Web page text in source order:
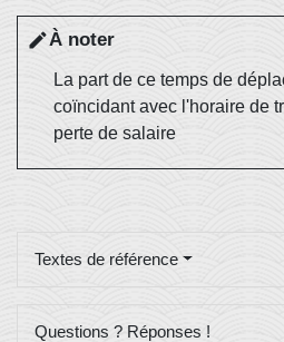
editÀ noter
La part de ce temps de
coïncidant avec l'horaire de
perte de salaire
Textes de référence
Questions ? Réponses !